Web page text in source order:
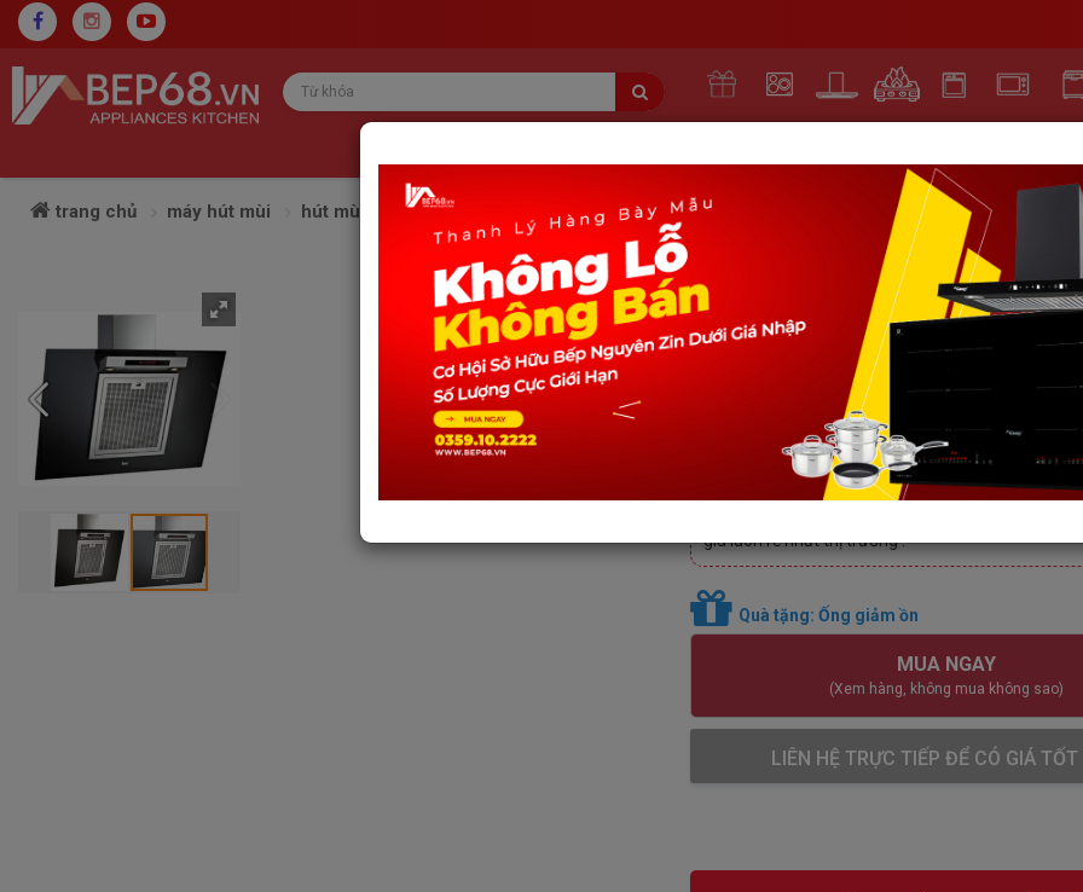
trang chủ máy hút mùi hút mùi teka máy hút mùi teka dve 70 reflex
MÁY HÚT MÙI TEKA DVE 70
5 (25 reviews)
10.290.000VNĐ
Do giá sản phẩm luôn biến động theo ngày. Quý
giá luôn rẻ nhất thị trường !
Quà tặng: Ống giảm ồn
MUA NGAY
(Xem hàng, không mua không sao)
LIÊN HỆ TRỰC TIẾP ĐỂ CÓ GIÁ TỐT